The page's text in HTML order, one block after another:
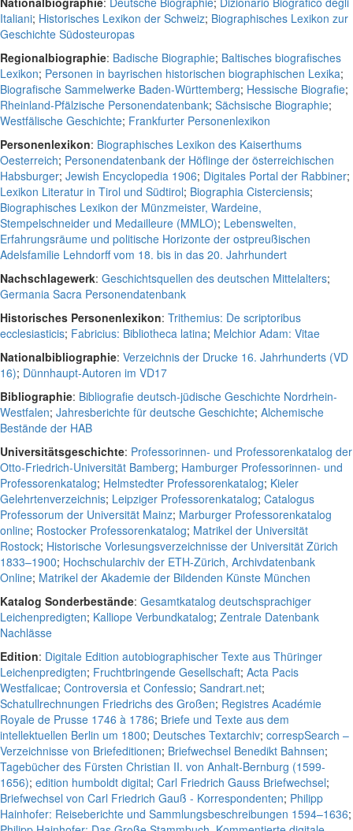
Italiani; Historisches Lexikon der Schweiz; Biographisches Lexikon zur
Geschichte Südosteuropas
Regionalbiographie: Badische Biographie; Baltisches biografisches
Lexikon; Personen in bayrischen historischen biographischen Lexika;
Biografische Sammelwerke Baden-Württemberg; Hessische Biografie;
Rheinland-Pfälzische Personendatenbank; Sächsische Biographie;
Westfälische Geschichte; Frankfurter Personenlexikon
Personenlexikon: Biographisches Lexikon des Kaiserthums
Oesterreich; Personendatenbank der Höflinge der österreichischen
Habsburger; Jewish Encyclopedia 1906; Digitales Portal der Rabbiner;
Lexikon Literatur in Tirol und Südtirol; Biographia Cisterciensis;
Biographisches Lexikon der Münzmeister, Wardeine,
Stempelschneider und Medailleure (MMLO); Lebenswelten,
Erfahrungsräume und politische Horizonte der ostpreußischen
Adelsfamilie Lehndorff vom 18. bis in das 20. Jahrhundert
Nachschlagewerk: Geschichtsquellen des deutschen Mittelalters;
Germania Sacra Personendatenbank
Historisches Personenlexikon: Trithemius: De scriptoribus
ecclesiasticis; Fabricius: Bibliotheca latina; Melchior Adam: Vitae
Nationalbibliographie: Verzeichnis der Drucke 16. Jahrhunderts (VD
16); Dünnhaupt-Autoren im VD17
Bibliographie: Bibliografie deutsch-jüdische Geschichte Nordrhein-
Westfalen; Jahresberichte für deutsche Geschichte; Alchemische
Bestände der HAB
Universitätsgeschichte: Professorinnen- und Professorenkatalog der
Otto-Friedrich-Universität Bamberg; Hamburger Professorinnen- und
Professorenkatalog; Helmstedter Professorenkatalog; Kieler
Gelehrtenverzeichnis; Leipziger Professorenkatalog; Catalogus
Professorum der Universität Mainz; Marburger Professorenkatalog
online; Rostocker Professorenkatalog; Matrikel der Universität
Rostock; Historische Vorlesungsverzeichnisse der Universität Zürich
1833–1900; Hochschularchiv der ETH-Zürich, Archivdatenbank
Online; Matrikel der Akademie der Bildenden Künste München
Katalog Sonderbestände: Gesamtkatalog deutschsprachiger
Leichenpredigten; Kalliope Verbundkatalog; Zentrale Datenbank
Nachlässe
Edition: Digitale Edition autobiographischer Texte aus Thüringer
Leichenpredigten; Fruchtbringende Gesellschaft; Acta Pacis
Westfalicae; Controversia et Confessio; Sandrart.net;
Schatullrechnungen Friedrichs des Großen; Registres Académie
Royale de Prusse 1746 à 1786; Briefe und Texte aus dem
intellektuellen Berlin um 1800; Deutsches Textarchiv; correspSearch –
Verzeichnisse von Briefeditionen; Briefwechsel Benedikt Bahnsen;
Tagebücher des Fürsten Christian II. von Anhalt-Bernburg (1599-
1656); edition humboldt digital; Carl Friedrich Gauss Briefwechsel;
Briefwechsel von Carl Friedrich Gauß - Korrespondenten; Philipp
Hainhofer: Reiseberichte und Sammlungsbeschreibungen 1594–1636;